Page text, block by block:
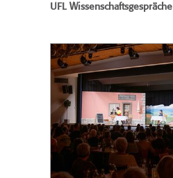
UFL Wissenschaftsgespräche